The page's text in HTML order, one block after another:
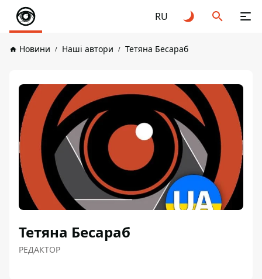
RU
Новини Наші автори Тетяна Бесараб
Тетяна Бесараб
РЕДАКТОР